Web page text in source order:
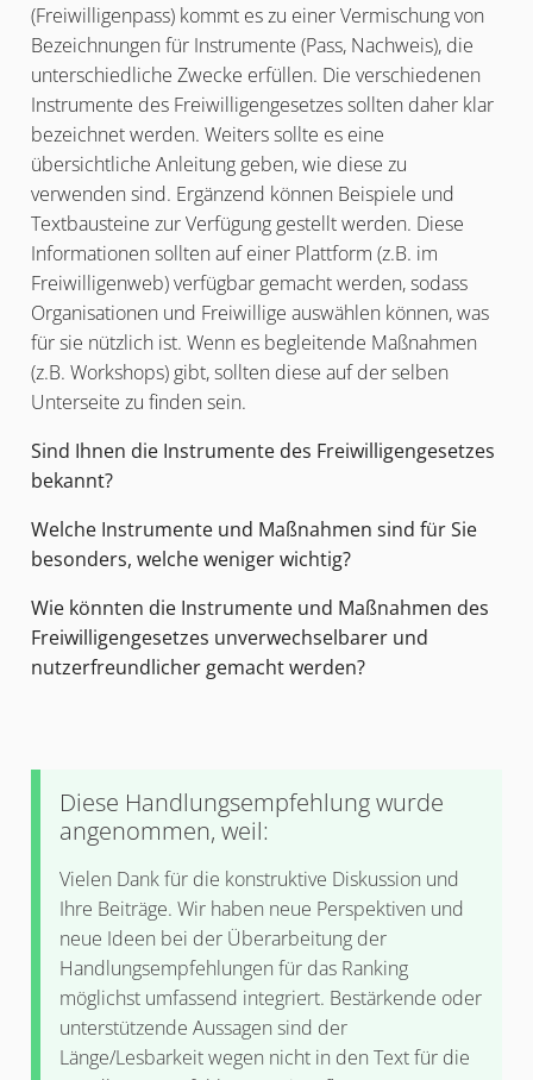
(Freiwilligenpass) kommt es zu einer Vermischung von
Bezeichnungen für Instrumente (Pass, Nachweis), die
unterschiedliche Zwecke erfüllen. Die verschiedenen
Instrumente des Freiwilligengesetzes sollten daher klar
bezeichnet werden. Weiters sollte es eine
übersichtliche Anleitung geben, wie diese zu
verwenden sind. Ergänzend können Beispiele und
Textbausteine zur Verfügung gestellt werden. Diese
Informationen sollten auf einer Plattform (z.B. im
Freiwilligenweb) verfügbar gemacht werden, sodass
Organisationen und Freiwillige auswählen können, was
für sie nützlich ist. Wenn es begleitende Maßnahmen
(z.B. Workshops) gibt, sollten diese auf der selben
Unterseite zu finden sein.
Sind Ihnen die Instrumente des Freiwilligengesetzes
bekannt?
Welche Instrumente und Maßnahmen sind für Sie
besonders, welche weniger wichtig?
Wie könnten die Instrumente und Maßnahmen des
Freiwilligengesetzes unverwechselbarer und
nutzerfreundlicher gemacht werden?
Diese Handlungsempfehlung wurde
angenommen, weil:
Vielen Dank für die konstruktive Diskussion und
Ihre Beiträge. Wir haben neue Perspektiven und
neue Ideen bei der Überarbeitung der
Handlungsempfehlungen für das Ranking
möglichst umfassend integriert. Bestärkende oder
unterstützende Aussagen sind der
Länge/Lesbarkeit wegen nicht in den Text für die